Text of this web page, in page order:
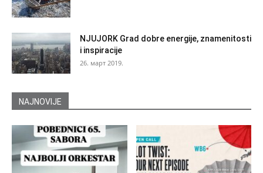
NJUJORK Grad dobre energije, znamenitosti
i inspiracije
26. март 2019.
NAJNOVIJE